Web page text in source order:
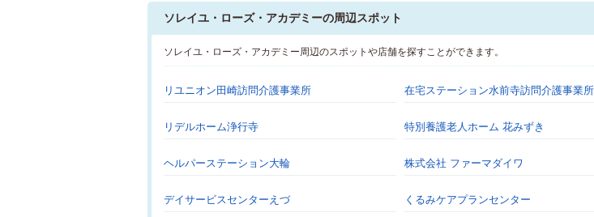
ソレイユ・ローズ・アカデミーの周辺スポット
ソレイユ・ローズ・アカデミー周辺のスポットや店舗を探すことができます。
リユニオン田崎訪問介護事業所 在宅ステーション水前寺訪問介護事業所
リデルホーム浄行寺 特別養護老人ホーム 花みずき
ヘルパーステーション大輪 株式会社 ファーマダイワ
デイサービスセンターえづ くるみケアプランセンター